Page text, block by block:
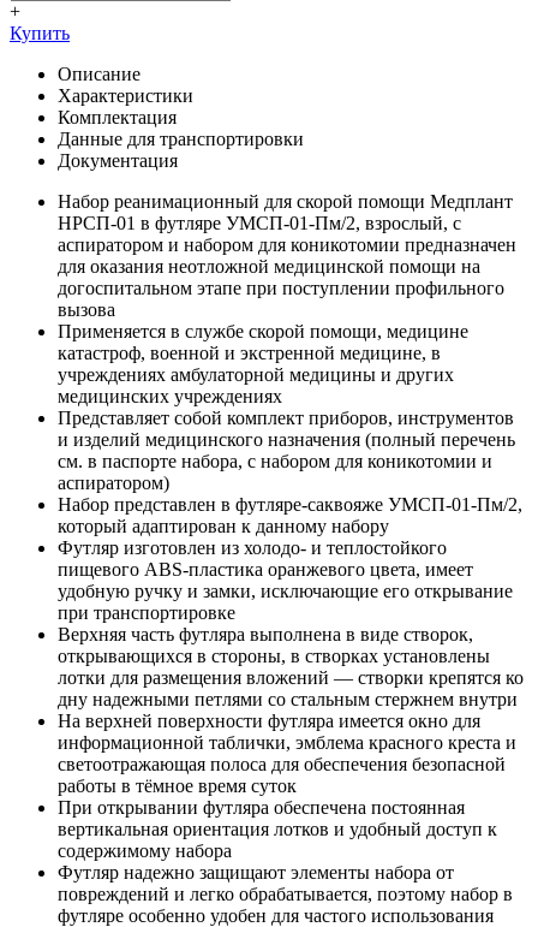
+
Купить
Описание
Характеристики
Комплектация
Данные для транспортировки
Документация
Набор реанимационный для скорой помощи Медплант
НРСП-01 в футляре УМСП-01-Пм/2, взрослый, с
аспиратором и набором для коникотомии предназначен
для оказания неотложной медицинской помощи на
догоспитальном этапе при поступлении профильного
вызова
Применяется в службе скорой помощи, медицине
катастроф, военной и экстренной медицине, в
учреждениях амбулаторной медицины и других
медицинских учреждениях
Представляет собой комплект приборов, инструментов
и изделий медицинского назначения (полный перечень
см. в паспорте набора, с набором для коникотомии и
аспиратором)
Набор представлен в футляре-саквояже УМСП-01-Пм/2,
который адаптирован к данному набору
Футляр изготовлен из холодо- и теплостойкого
пищевого ABS-пластика оранжевого цвета, имеет
удобную ручку и замки, исключающие его открывание
при транспортировке
Верхняя часть футляра выполнена в виде створок,
открывающихся в стороны, в створках установлены
лотки для размещения вложений — створки крепятся ко
дну надежными петлями со стальным стержнем внутри
На верхней поверхности футляра имеется окно для
информационной таблички, эмблема красного креста и
светоотражающая полоса для обеспечения безопасной
работы в тёмное время суток
При открывании футляра обеспечена постоянная
вертикальная ориентация лотков и удобный доступ к
содержимому набора
Футляр надежно защищают элементы набора от
повреждений и легко обрабатывается, поэтому набор в
футляре особенно удобен для частого использования